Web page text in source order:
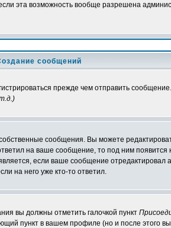
эта возможность вообще разрешена
сообщений
прежде чем отправить
)
сообщения. Вы можете
на ваше сообщение, то под ним
если ваше сообщение отредактировал
на него уже кто-то ответил.
вы должны отметить галочкой пункт
пункт в вашем профиле (но и после этого